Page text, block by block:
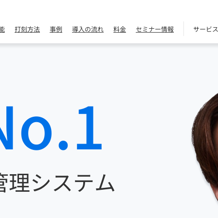
打刻方法 事例 導入の流れ 料金 セミナー情報 サービ
システム